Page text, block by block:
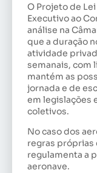
O Projeto de
Executivo ao
análise na
que a duração
atividade
semanais, com
mantém as
jornada e de
em legislações
coletivos.
No caso dos
regras próprias
regulamenta a
aeronave.